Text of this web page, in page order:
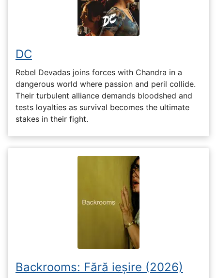
DC
Rebel Devadas joins forces with Chandra in a
dangerous world where passion and peril collide.
Their turbulent alliance demands bloodshed and
tests loyalties as survival becomes the ultimate
stakes in their fight.
Backrooms: Fără ieșire (2026)